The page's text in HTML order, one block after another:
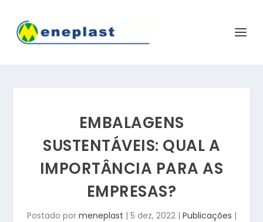
EMBALAGENS
SUSTENTÁVEIS: QUAL A
IMPORTÂNCIA PARA AS
EMPRESAS?
Postado por meneplast | 5 dez, 2022| Publicações |